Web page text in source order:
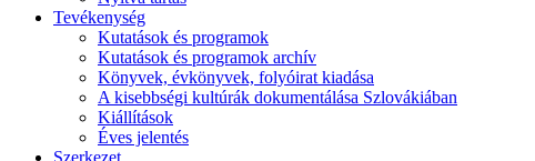
Tevékenység
Kutatások és programok
Kutatások és programok archív
Könyvek, évkönyvek, folyóirat kiadása
A kisebbségi kultúrák dokumentálása Szlovákiában
Kiállítások
Éves jelentés
Szerkezet